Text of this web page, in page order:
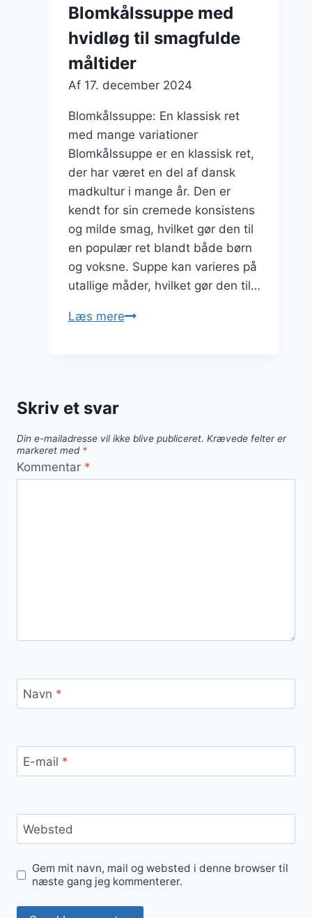
kombination
Blomkålssuppe med
hvidløg til smagfulde
måltider
Af 17. december 2024
Blomkålssuppe: En klassisk ret
med mange variationer
Blomkålssuppe er en klassisk ret,
der har været en del af dansk
madkultur i mange år. Den er
kendt for sin cremede konsistens
og milde smag, hvilket gør den til
en populær ret blandt både børn
og voksne. Suppe kan varieres på
utallige måder, hvilket gør den til…
Læs mereBlomkålssuppe
Skriv et svar
Din e-mailadresse vil ikke blive publiceret. Krævede felter er
markeret med *
Kommentar *
Navn *
E-mail *
Websted
Gem mit navn, mail og websted i denne browser til
næste gang jeg kommenterer.